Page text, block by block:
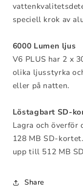
speciell krok av
6000 Lumen ljus
V6 PLUS har 2 x
olika ljusstyrka
eller på natten.
Löstagbart SD-
Lagra och överför
128 MB SD-
upp till 512 MB
Share